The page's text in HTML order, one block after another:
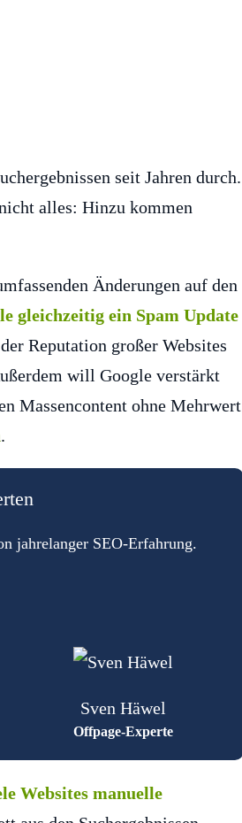
seit Jahren durch.
alles: Hinzu kommen
Änderungen auf den
gleichzeitig ein Spam Update
Reputation großer Websites
will Google verstärkt
Massencontent ohne Mehrwert
.
jahrelanger SEO-Erfahrung.
Sven Häwel
Offpage-Experte
Websites manuelle